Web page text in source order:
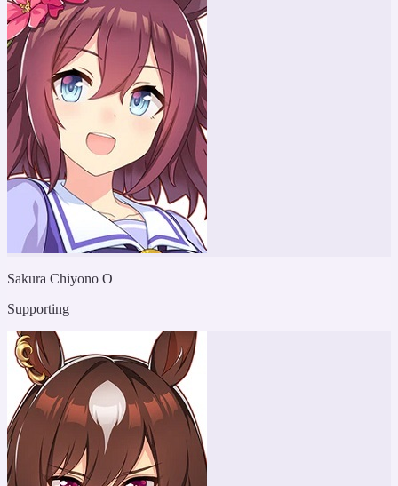
Sakura Chiyono O
Supporting